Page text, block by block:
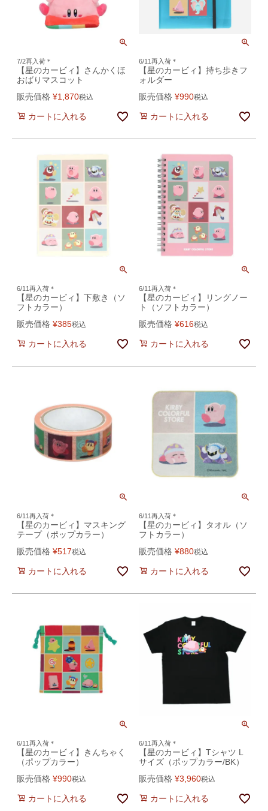
7/2再入荷＊
【星のカービィ】さんかくほ
おばりマスコット
販売価格 ¥1,870税込
カートに入れる
6/11再入荷＊
【星のカービィ】持ち歩きフ
ォルダー
販売価格 ¥990税込
カートに入れる
6/11再入荷＊
【星のカービィ】下敷き（ソ
フトカラー）
販売価格 ¥385税込
カートに入れる
6/11再入荷＊
【星のカービィ】リングノー
ト（ソフトカラー）
販売価格 ¥616税込
カートに入れる
6/11再入荷＊
【星のカービィ】マスキング
テープ（ポップカラー）
販売価格 ¥517税込
カートに入れる
6/11再入荷＊
【星のカービィ】タオル（ソ
フトカラー）
販売価格 ¥880税込
カートに入れる
6/11再入荷＊
【星のカービィ】きんちゃく
（ポップカラー）
販売価格 ¥990税込
カートに入れる
6/11再入荷＊
【星のカービィ】Tシャツ L
サイズ（ポップカラー/BK）
販売価格 ¥3,960税込
カートに入れる